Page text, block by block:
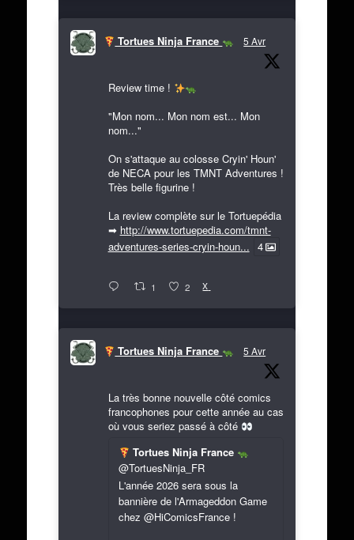
Tortues Ninja France 5 Avr
Review time !
"Mon nom... Mon nom est... Mon
nom..."
On s'attaque au colosse Cryin' Houn'
de NECA pour les TMNT Adventures !
Très belle figurine !
La review complète sur le Tortuepédia
➡ http://www.tortuepedia.com/tmnt-
adventures-series-cryin-houn... 4
1 2 X
Tortues Ninja France 5 Avr
La très bonne nouvelle côté comics
francophones pour cette année au cas
où vous seriez passé à côté
Tortues Ninja France
@TortuesNinja_FR
L'année 2026 sera sous la
bannière de l'Armageddon Game
chez @HiComicsFrance !